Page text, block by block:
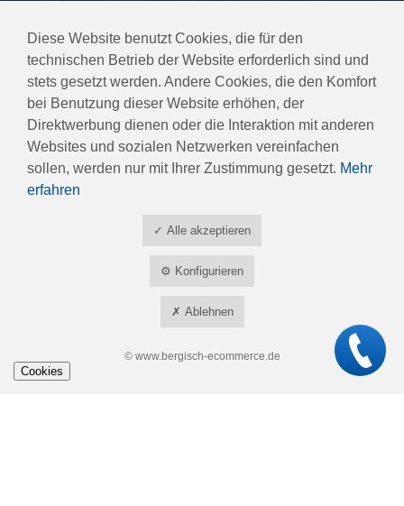
Cookies
Rückruf gewünscht?
Datenschutzerklärungzu.
Impressum|Datenschutzerklärung |
Vertragsbedingungen OT1000 Miete
Diese Website benutzt Cookies, die für den
technischen Betrieb der Website erforderlich sind und
stets gesetzt werden. Andere Cookies, die den Komfort
bei Benutzung dieser Website erhöhen, der
Direktwerbung dienen oder die Interaktion mit anderen
Websites und sozialen Netzwerken vereinfachen
sollen, werden nur mit Ihrer Zustimmung gesetzt. Mehr
erfahren
✓ Alle akzeptieren
⚙ Konfigurieren
✗ Ablehnen
© www.bergisch-ecommerce.de